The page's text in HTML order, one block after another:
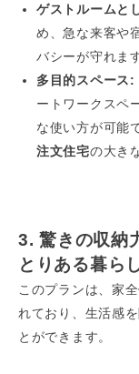
ゲストルームと
め、急な来客や
バシーが守れま
多目的スペース:
ートワークスペ
な使い方が可能
注文住宅の大き
3. 驚きの収納
とりある暮らし
このプランは、家
れており、生活感
とができます。